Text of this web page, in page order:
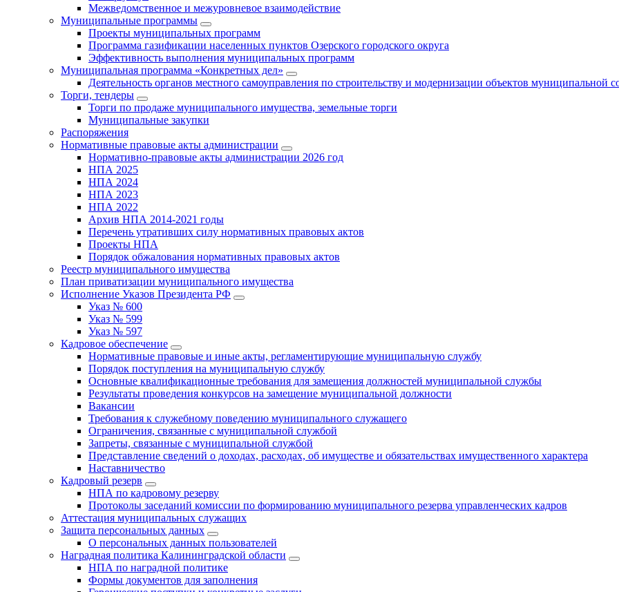
Межведомственное и межуровневое взаимодействие
Муниципальные программы
Проекты муниципальных программ
Программа газификации населенных пунктов Озерского городского округа
Эффективность выполнения муниципальных программ
Муниципальная программа «Конкретных дел»
Деятельность органов местного самоуправления по строительству и модернизации объектов муниципальной
Торги, тендеры
Торги по продаже муниципального имущества, земельные торги
Муниципальные закупки
Распоряжения
Нормативные правовые акты администрации
Нормативно-правовые акты администрации 2026 год
НПА 2025
НПА 2024
НПА 2023
НПА 2022
Архив НПА 2014-2021 годы
Перечень утративших силу нормативных правовых актов
Проекты НПА
Порядок обжалования нормативных правовых актов
Реестр муниципального имущества
План приватизации муниципального имущества
Исполнение Указов Президента РФ
Указ № 600
Указ № 599
Указ № 597
Кадровое обеспечение
Нормативные правовые и иные акты, регламентирующие муниципальную службу
Порядок поступления на муниципальную службу
Основные квалификационные требования для замещения должностей муниципальной службы
Результаты проведения конкурсов на замещение муниципальной должности
Вакансии
Требования к служебному поведению муниципального служащего
Ограничения, связанные с муниципальной службой
Запреты, связанные с муниципальной службой
Представление сведений о доходах, расходах, об имуществе и обязательствах имущественного характера
Наставничество
Кадровый резерв
НПА по кадровому резерву
Протоколы заседаний комиссии по формированию муниципального резерва управленческих кадров
Аттестация муниципальных служащих
Защита персональных данных
О персональных данных пользователей
Наградная политика Калининградской области
НПА по наградной политике
Формы документов для заполнения